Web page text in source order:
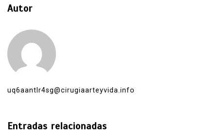
Autor
uq6aantlr4sg@cirugiaarteyvida.info
Entradas relacionadas